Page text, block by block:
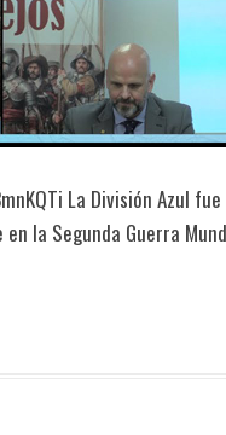
La División Azul
la Segunda Guerra